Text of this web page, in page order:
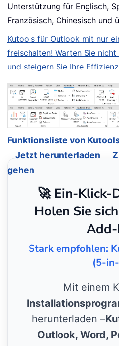
Unterstützung für Englisch,
Französisch, Chinesisch und
Kutools für Outlook mit nur
freischalten! Warten Sie
und steigern Sie Ihre
Funktionsliste von
Jetzt herunterladen
gehen
🚀 Ein-Klick-
Holen Sie
Add-
Stark empfohlen:
(5-
Mit einem
herunterladen –
Outlook, Word,